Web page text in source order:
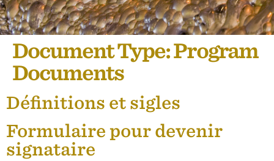
Document Type:Program
Documents
Définitions et sigles
Formulaire pour devenir
signataire